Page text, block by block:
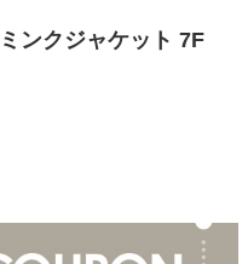
ンクジャケット 7F